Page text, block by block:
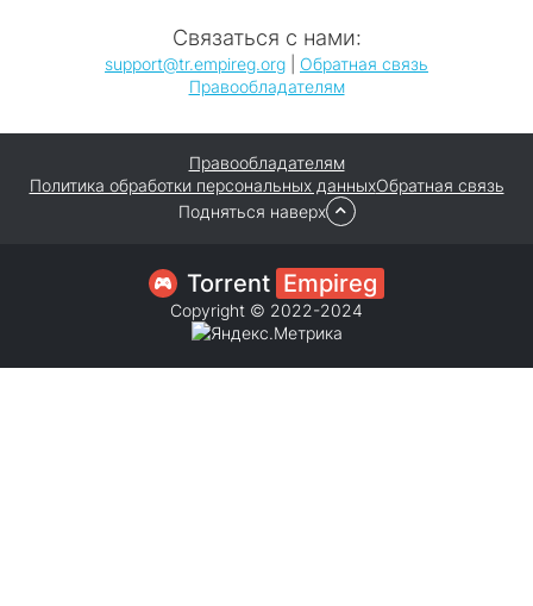
Связаться с нами:
support@tr.empireg.org
Обратная связь
Правообладателям
Правообладателям
Политика обработки персональных данныхОбратная связь
Подняться наверх
Torrent Empireg
Copyright © 2022-2024